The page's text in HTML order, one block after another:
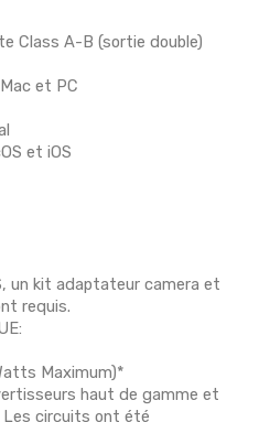
Class A-B (sortie double)
et PC
et iOS
un kit adaptateur camera et
requis.
Maximum)*
haut de gamme et
Les circuits ont été